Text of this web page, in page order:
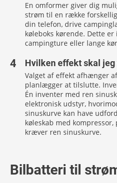
En omformer giver dig
strøm til en række
din telefon, drive
køleboks kørende. Dette
campingture eller lange
Hvilken effekt skal
Valget af effekt afhænger
planlægger at tilslutte.
Én inventer med ren
elektronisk udstyr,
sinuskurve kan have
køleskab med
kræver ren sinuskurve.
Bilbatteri til